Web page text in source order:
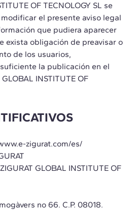
OF TECNOLOGY SL se
el presente aviso legal
que pudiera aparecer
exista obligación de preavisar o
de los usuarios,
la publicación en el
INSTITUTE OF
zigurat.com/es/
GLOBAL INSTITUTE OF
no 66. C.P. 08018.